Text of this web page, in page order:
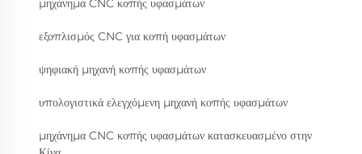
μηχάνημα CNC κοπής υφασμάτων
εξοπλισμός CNC για κοπή υφασμάτων
ψηφιακή μηχανή κοπής υφασμάτων
υπολογιστικά ελεγχόμενη μηχανή κοπής υφασμάτων
μηχάνημα CNC κοπής υφασμάτων κατασκευασμένο στην